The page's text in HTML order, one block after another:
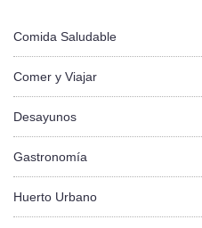
Comida Saludable
Comer y Viajar
Desayunos
Gastronomía
Huerto Urbano